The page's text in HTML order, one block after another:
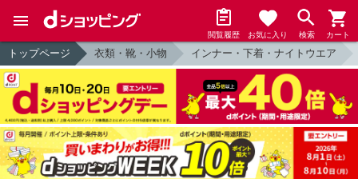
閲覧履歴 お気に入り 検索 カート
トップページ 衣類・靴・小物 インナー・下着・ナイトウエア